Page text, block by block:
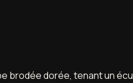
brodée dorée, tenant un écu